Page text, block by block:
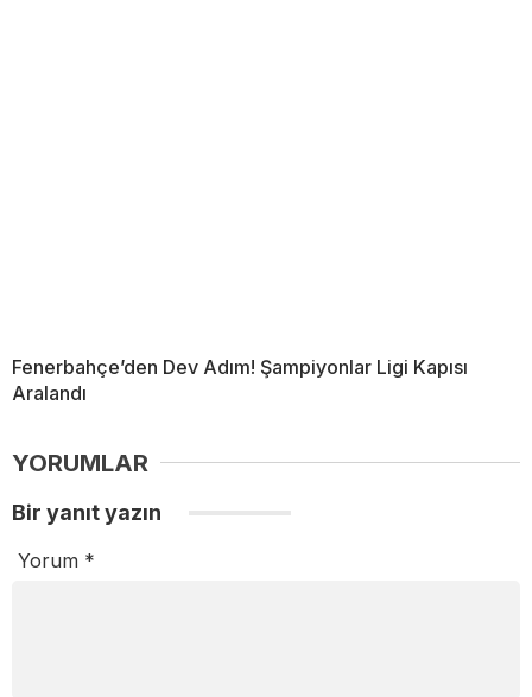
Fenerbahçe’den Dev Adım! Şampiyonlar Ligi Kapısı
Aralandı
YORUMLAR
Bir yanıt yazın
Yorum *